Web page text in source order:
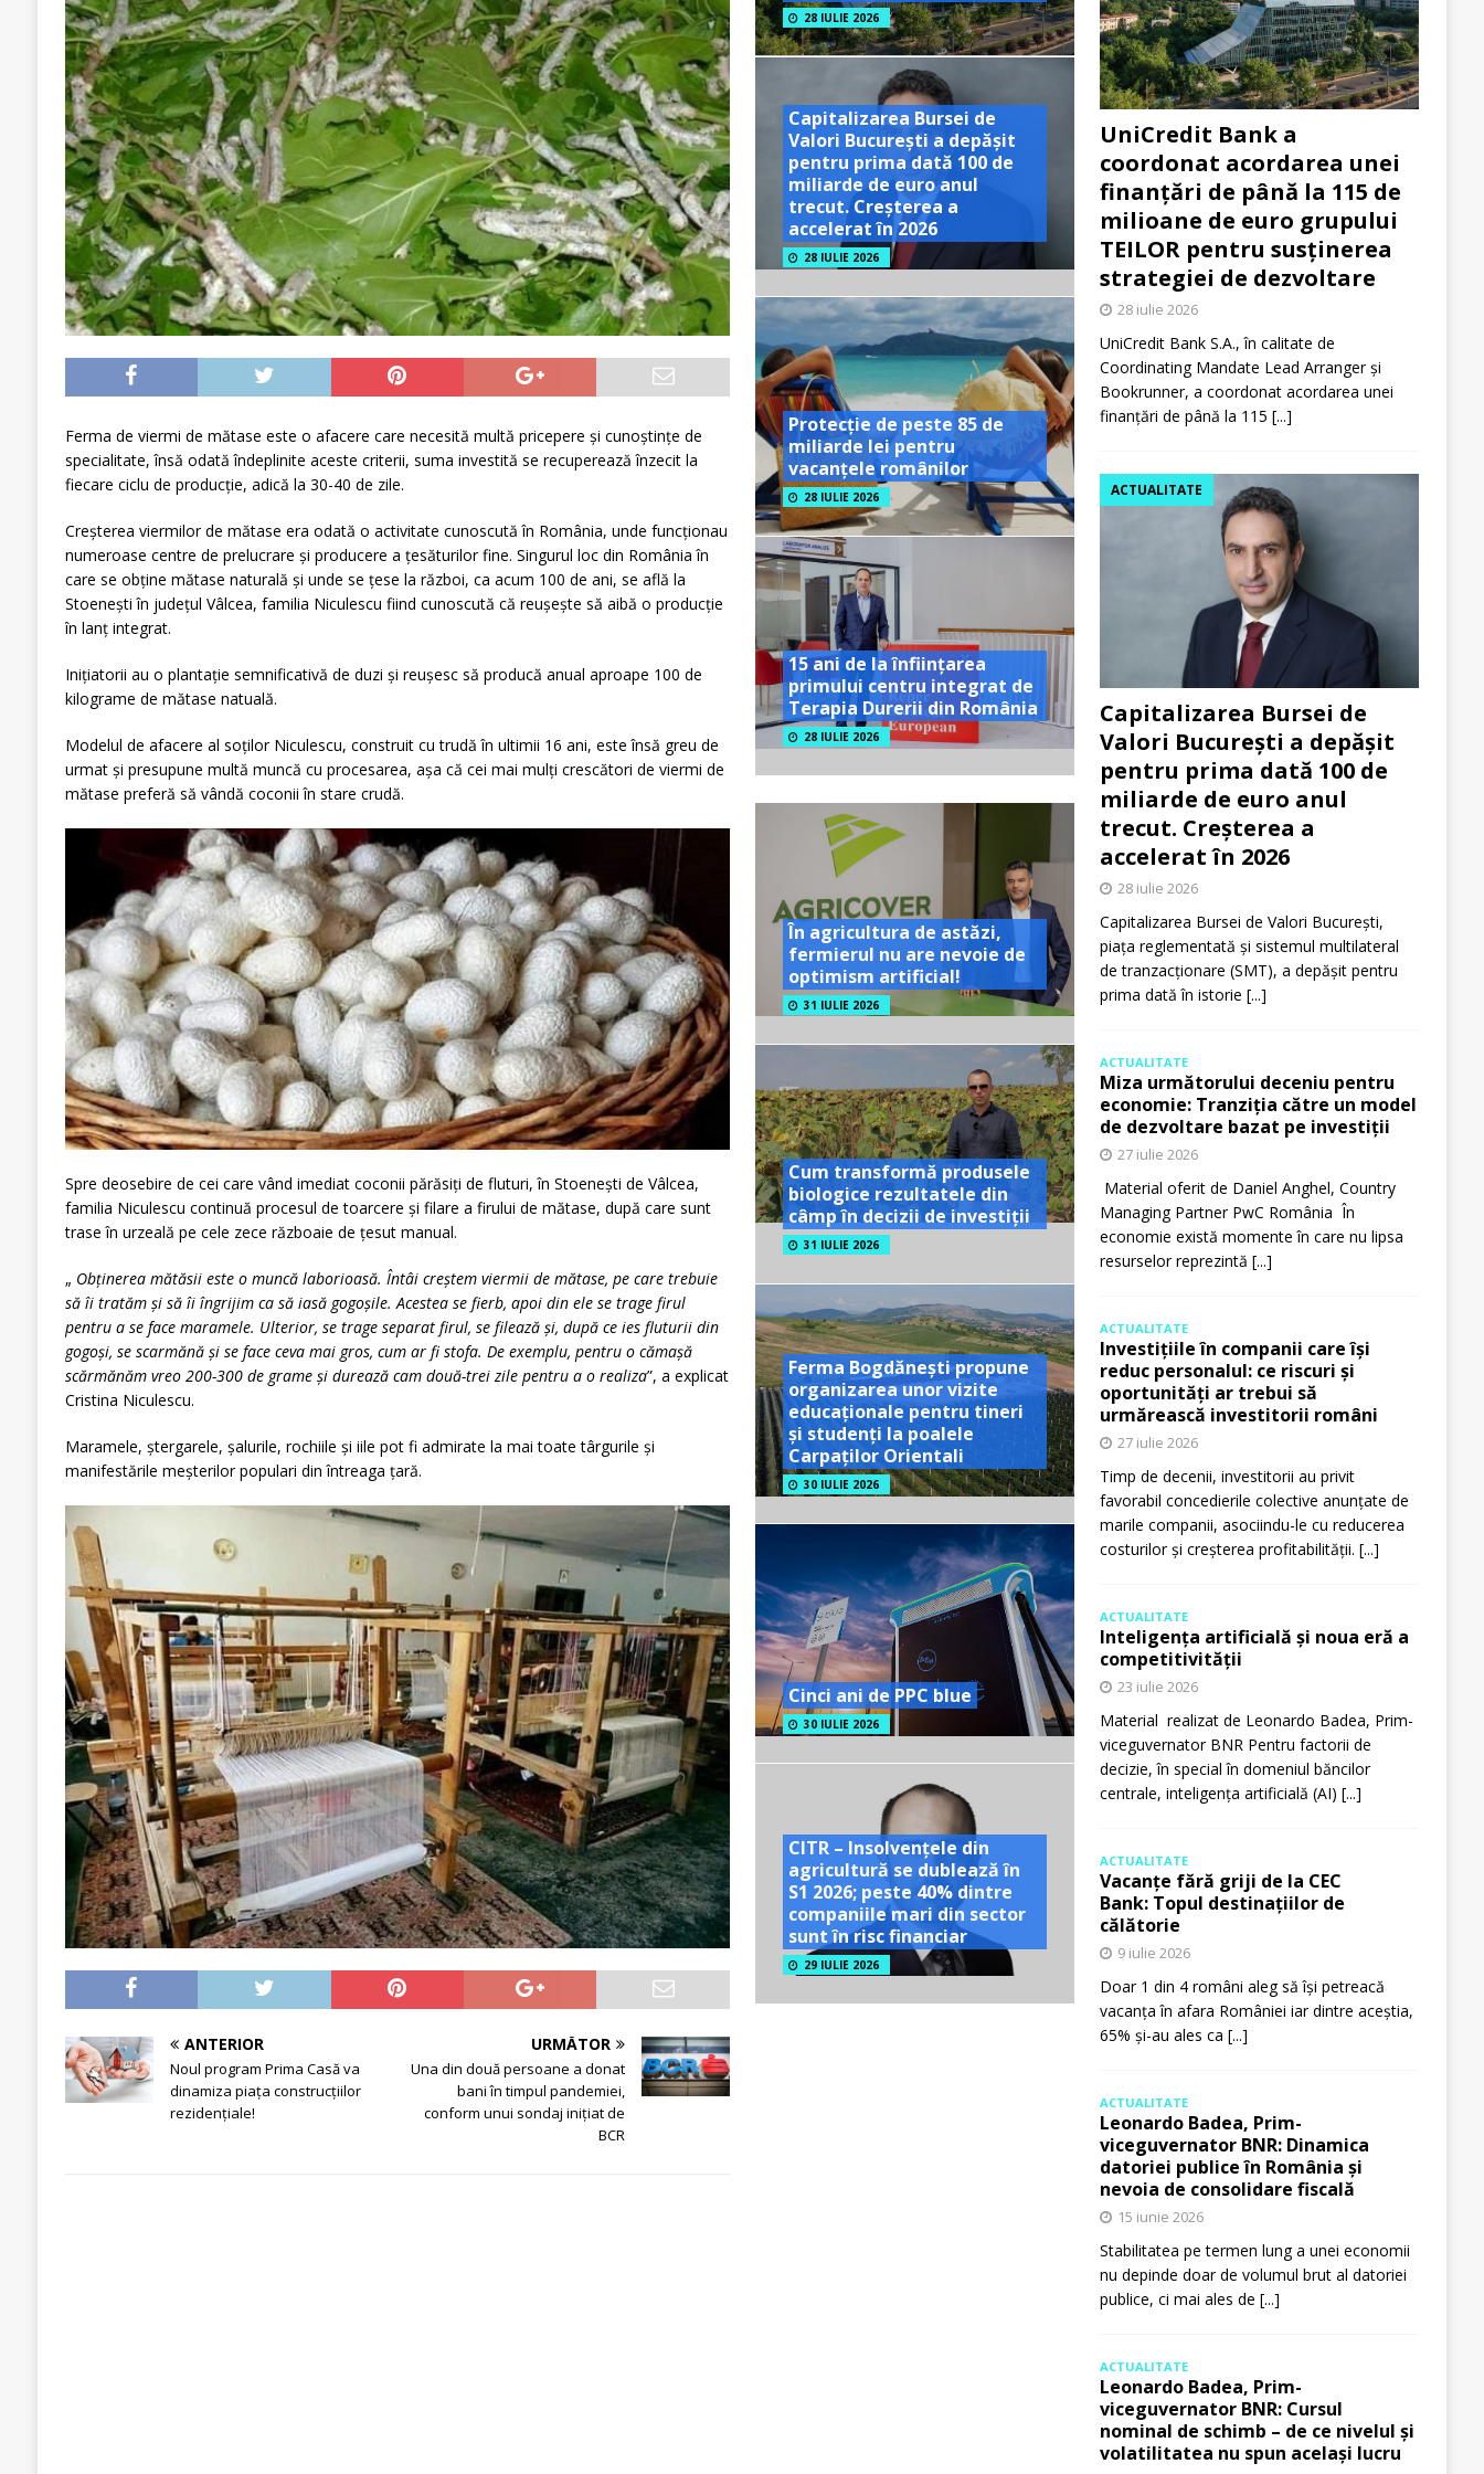
Ferma de viermi de mătase este o afacere care necesită multă pricepere și cunoștințe de
specialitate, însă odată îndeplinite aceste criterii, suma investită se recuperează înzecit la
fiecare ciclu de producție, adică la 30-40 de zile.
Creșterea viermilor de mătase era odată o activitate cunoscută în România, unde funcționau
numeroase centre de prelucrare și producere a țesăturilor fine. Singurul loc din România în
care se obţine mătase naturală şi unde se ţese la război, ca acum 100 de ani, se află la
Stoeneşti în judeţul Vâlcea, familia Niculescu fiind cunoscută că reușește să aibă o producție
în lanț integrat.
Iniţiatorii au o plantaţie semnificativă de duzi şi reuşesc să producă anual aproape 100 de
kilograme de mătase natuală.
Modelul de afacere al soților Niculescu, construit cu trudă în ultimii 16 ani, este însă greu de
urmat și presupune multă muncă cu procesarea, așa că cei mai mulți crescători de viermi de
mătase preferă să vândă coconii în stare crudă.
Spre deosebire de cei care vând imediat coconii părăsiţi de fluturi, în Stoeneşti de Vâlcea,
familia Niculescu continuă procesul de toarcere şi filare a firului de mătase, după care sunt
trase în urzeală pe cele zece războaie de ţesut manual.
„ Obţinerea mătăsii este o muncă laborioasă. Întâi creştem viermii de mătase, pe care trebuie
să îi tratăm şi să îi îngrijim ca să iasă gogoşile. Acestea se fierb, apoi din ele se trage firul
pentru a se face maramele. Ulterior, se trage separat firul, se filează şi, după ce ies fluturii din
gogoşi, se scarmănă şi se face ceva mai gros, cum ar fi stofa. De exemplu, pentru o cămaşă
scărmănăm vreo 200-300 de grame şi durează cam două-trei zile pentru a o realiza”, a explicat
Cristina Niculescu.
Maramele, ştergarele, şalurile, rochiile și iile pot fi admirate la mai toate târgurile şi
manifestările meşterilor populari din întreaga ţară.
ANTERIOR
Noul program Prima Casă va
dinamiza piața construcțiilor
rezidențiale!
URMĂTOR
Una din două persoane a donat
bani în timpul pandemiei,
conform unui sondaj inițiat de
BCR
28 IULIE 2026
Capitalizarea Bursei de
Valori București a depășit
pentru prima dată 100 de
miliarde de euro anul
trecut. Creșterea a
accelerat în 2026
28 IULIE 2026
Protecție de peste 85 de
miliarde lei pentru
vacanțele românilor
28 IULIE 2026
15 ani de la înființarea
primului centru integrat de
Terapia Durerii din România
28 IULIE 2026
În agricultura de astăzi,
fermierul nu are nevoie de
optimism artificial!
31 IULIE 2026
Cum transformă produsele
biologice rezultatele din
câmp în decizii de investiții
31 IULIE 2026
Ferma Bogdănești propune
organizarea unor vizite
educaționale pentru tineri
și studenți la poalele
Carpaților Orientali
30 IULIE 2026
Cinci ani de PPC blue
30 IULIE 2026
CITR – Insolvențele din
agricultură se dublează în
S1 2026; peste 40% dintre
companiile mari din sector
sunt în risc financiar
29 IULIE 2026
UniCredit Bank a
coordonat acordarea unei
finanțări de până la 115 de
milioane de euro grupului
TEILOR pentru susținerea
strategiei de dezvoltare
28 iulie 2026
UniCredit Bank S.A., în calitate de
Coordinating Mandate Lead Arranger și
Bookrunner, a coordonat acordarea unei
finanțări de până la 115 [...]
Capitalizarea Bursei de
Valori București a depășit
pentru prima dată 100 de
miliarde de euro anul
trecut. Creșterea a
accelerat în 2026
ACTUALITATE
28 iulie 2026
Capitalizarea Bursei de Valori București,
piața reglementată și sistemul multilateral
de tranzacționare (SMT), a depășit pentru
prima dată în istorie [...]
ACTUALITATE
Miza următorului deceniu pentru
economie: Tranziția către un model
de dezvoltare bazat pe investiții
27 iulie 2026
Material oferit de Daniel Anghel, Country
Managing Partner PwC România În
economie există momente în care nu lipsa
resurselor reprezintă [...]
ACTUALITATE
Investițiile în companii care își
reduc personalul: ce riscuri și
oportunități ar trebui să
urmărească investitorii români
27 iulie 2026
Timp de decenii, investitorii au privit
favorabil concedierile colective anunțate de
marile companii, asociindu-le cu reducerea
costurilor și creșterea profitabilității. [...]
ACTUALITATE
Inteligența artificială și noua eră a
competitivității
23 iulie 2026
Material realizat de Leonardo Badea, Prim-
viceguvernator BNR Pentru factorii de
decizie, în special în domeniul băncilor
centrale, inteligența artificială (AI) [...]
ACTUALITATE
Vacanțe fără griji de la CEC
Bank: Topul destinațiilor de
călătorie
9 iulie 2026
Doar 1 din 4 români aleg să își petreacă
vacanța în afara României iar dintre aceștia,
65% și-au ales ca [...]
ACTUALITATE
Leonardo Badea, Prim-
viceguvernator BNR: Dinamica
datoriei publice în România și
nevoia de consolidare fiscală
15 iunie 2026
Stabilitatea pe termen lung a unei economii
nu depinde doar de volumul brut al datoriei
publice, ci mai ales de [...]
ACTUALITATE
Leonardo Badea, Prim-
viceguvernator BNR: Cursul
nominal de schimb – de ce nivelul și
volatilitatea nu spun același lucru